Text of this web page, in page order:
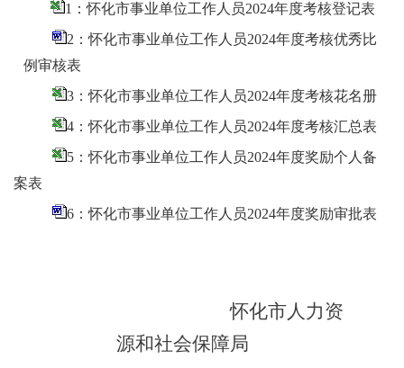
1：怀化市事业单位工作人员2024年度考核登记表
2：怀化市事业单位工作人员2024年度考核优秀比
例审核表
3：怀化市事业单位工作人员2024年度考核花名册
4：怀化市事业单位工作人员2024年度考核汇总表
5：怀化市事业单位工作人员2024年度奖励个人备
案表
6：怀化市事业单位工作人员2024年度奖励审批表
怀化市人力资
源和社会保障局